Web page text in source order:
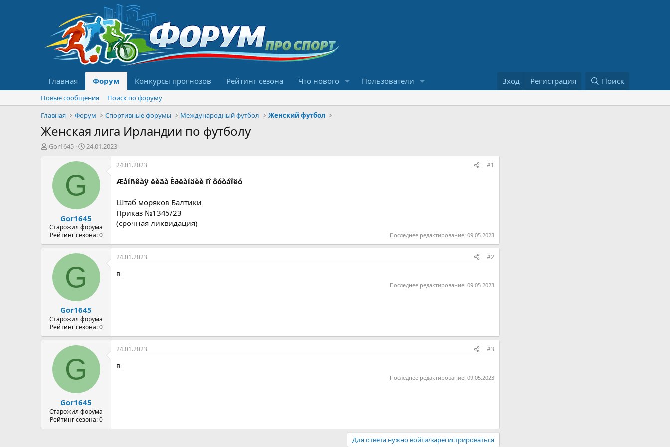
Главная Форум Конкурсы прогнозов Рейтинг сезона Что нового Пользователи Вход Регистрация Поиск
Новые сообщения
Поиск по форуму
Главная
Форум Спортивные форумы Международный футбол Женский футбол
Женская лига Ирландии по футболу
А
Gor1645
Д
т
а
л
а
24.01.2023
G
Gor1645
Старожил форума
Рейтинг сезона: 0
24.01.2023 #1
Æåíñêàÿ ëèãà Èðëàíäèè ïî ôóòáîëó
Штаб моряков Балтики
Приказ №1345/23
(срочная ликвидация)
Последнее редактирование: 09.05.2023
G
Gor1645
Старожил форума
Рейтинг сезона: 0
24.01.2023 #2
в
Последнее редактирование: 09.05.2023
G
Gor1645
Старожил форума
Рейтинг сезона: 0
24.01.2023 #3
в
Последнее редактирование: 09.05.2023
Для ответа нужно войти/зарегистрироваться